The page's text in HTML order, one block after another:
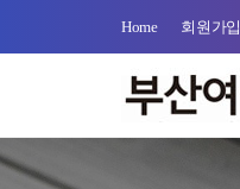
Home 회원가입